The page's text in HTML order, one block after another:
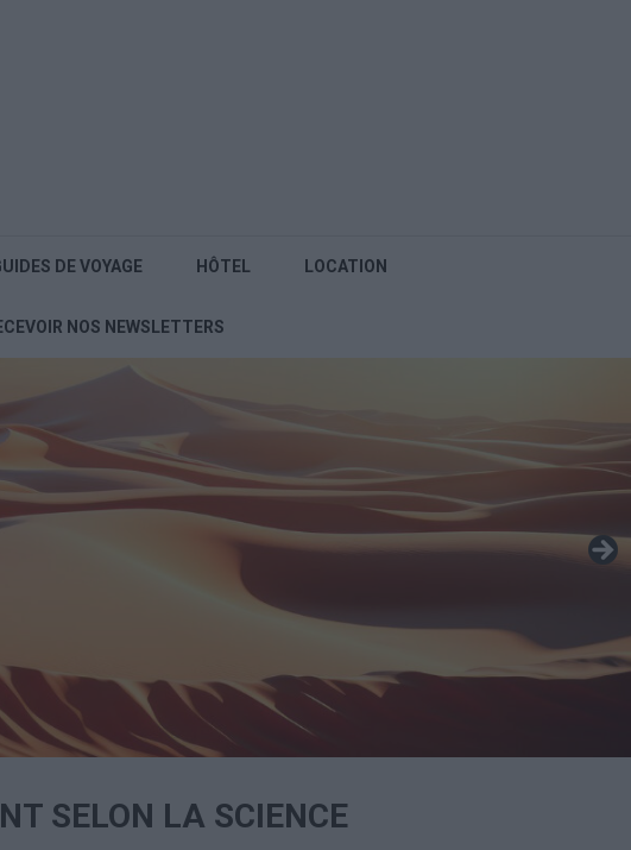
DE VOYAGE HÔTEL LOCATION
NOS NEWSLETTERS
SELON LA SCIENCE